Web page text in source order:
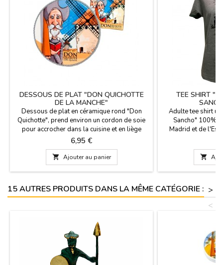
DESSOUS DE PLAT "DON QUICHOTTE
DE LA MANCHE"
Dessous de plat en céramique rond "Don
Quichotte", prend environ un cordon de soie
pour accrocher dans la cuisine et en liège
dessous pour plus de chaleur. Il est utilisé
comme un support pour les pots et des
casseroles, de belles images de conception
de" Don Quichotte ", un roman de Miguel de
Cervantes.
Prix
6,95 €
 Ajouter au panier
TEE SHIRT
Adulte tee shirt
Sancho" 100%
Madrid et de

15 AUTRES PRODUITS DANS LA MÊME CATÉGORIE : >
<